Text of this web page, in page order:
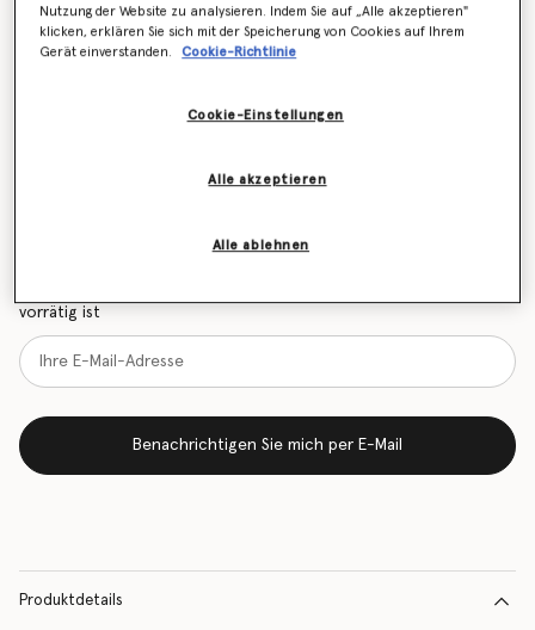
Sporttasche mit Kordelzug und Logo
Preis reduziert von
€110.00bis
€66.00
Erfahren Sie als Erstes, wenn der Artikel wieder auf
vorrätig ist
Benachrichtigen Sie mich per E-Mail
Produktdetails
Nutzung der Website zu analysieren. Indem Sie auf „Alle akzeptieren"
klicken, erklären Sie sich mit der Speicherung von Cookies auf Ihrem
Gerät einverstanden.
Cookie-Richtlinie
Cookie-Einstellungen
Alle ablehnen
Alle akzeptieren